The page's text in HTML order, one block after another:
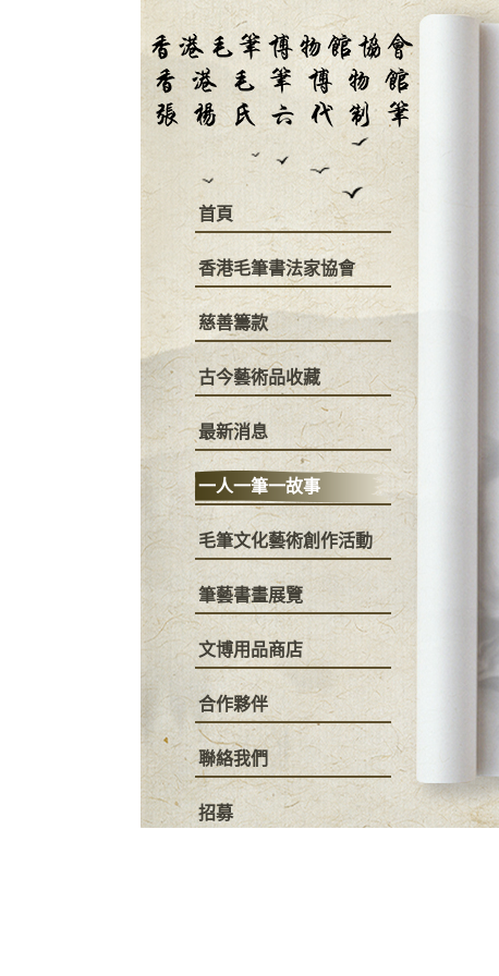
首頁
香港毛筆書法家協會
慈善籌款
古今藝術品收藏
最新消息
一人一筆一故事
毛筆文化藝術創作活動
筆藝書畫展覽
文博用品商店
合作夥伴
聯絡我們
招募